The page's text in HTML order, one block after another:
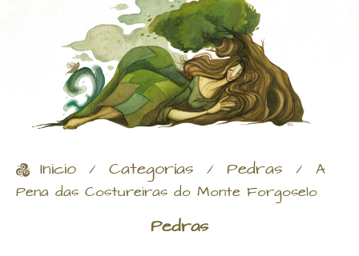
Inicio / Categorías / Pedras / A
Pena das Costureiras do Monte Forgoselo
Pedras